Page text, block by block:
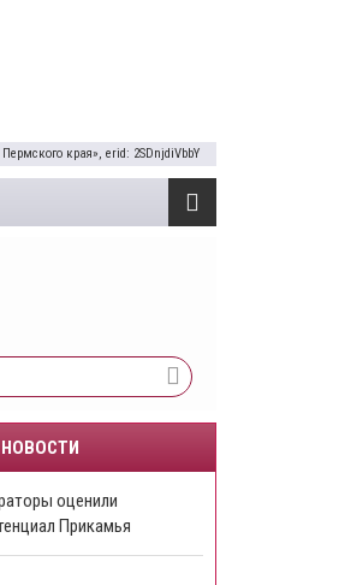
края», erid: 2SDnjdiVbbY
оценили
Прикамья